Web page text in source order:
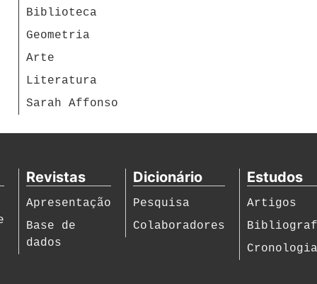
Biblioteca
Geometria
Arte
Literatura
Sarah Affonso
Revistas
Apresentação
Base de
dados
Dicionário
Pesquisa
Colaboradores
Estudos
Artigos